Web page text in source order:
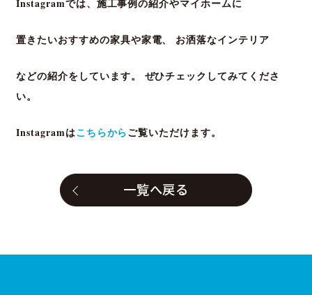
Instagramでは、施工事例の紹介やマイホームに
置きたいおすすめの家具や家電、 お洒落なインテリア
などの紹介をしています。 ぜひチェックしてみてくださ
い。
Instagramはこちらからご覧いただけます。
一覧へ戻る